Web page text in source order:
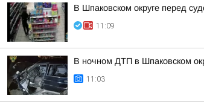
В Шпаковском округе перед
11:09
В ночном ДТП в Шпаковском
11:03